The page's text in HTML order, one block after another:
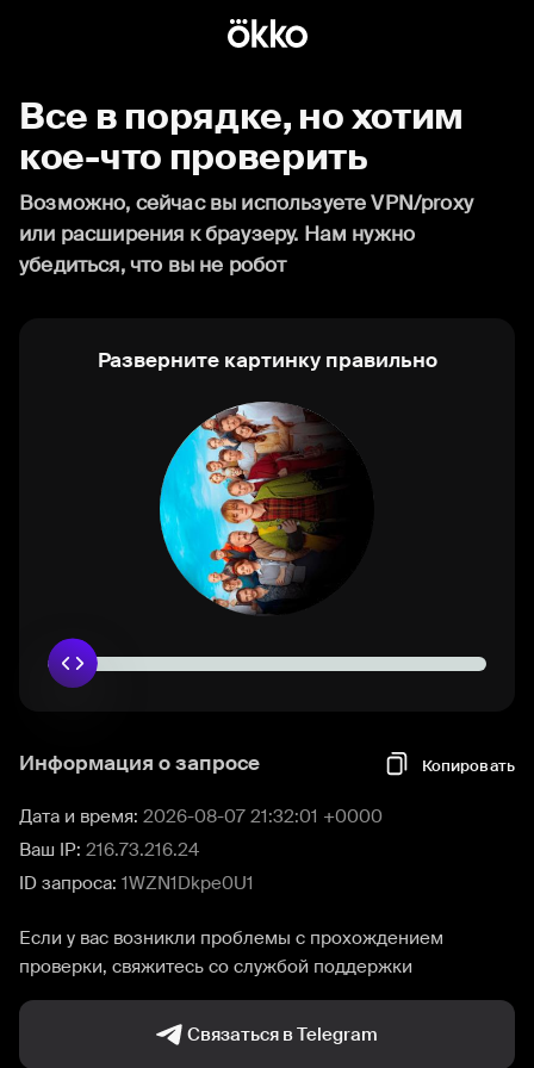
Все в порядке, но хотим
кое-что проверить
Возможно, сейчас вы используете VPN/proxy
или расширения к браузеру. Нам нужно
убедиться, что вы не робот
Разверните картинку правильно
Информация о запросе Копировать
Дата и время: 2026-08-07 21:32:01 +0000
Ваш IP: 216.73.216.24
ID запроса: 1WZN1Dkpe0U1
Если у вас возникли проблемы с прохождением
проверки, свяжитесь со службой поддержки
Связаться в Telegram